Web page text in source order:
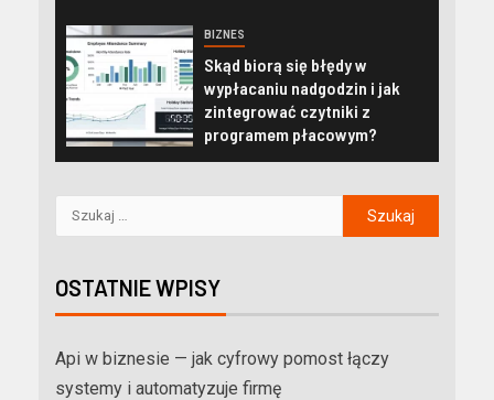
BIZNES
Skąd biorą się błędy w
wypłacaniu nadgodzin i jak
zintegrować czytniki z
programem płacowym?
OSTATNIE WPISY
Api w biznesie — jak cyfrowy pomost łączy
systemy i automatyzuje firmę